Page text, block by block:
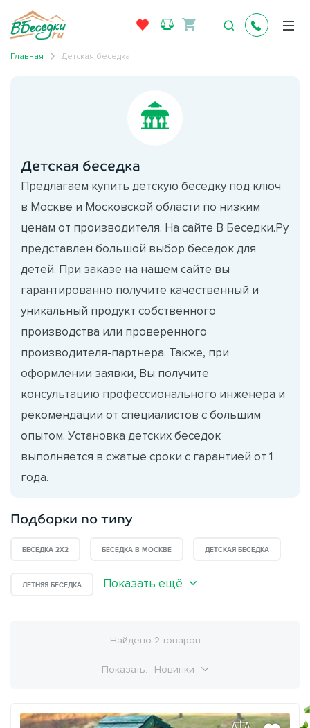
Главная Детская беседка
Детская беседка
Предлагаем купить детскую беседку под ключ
в Москве и Московской области по низким
ценам от производителя. На сайте В Беседки.Ру
представлен большой выбор беседок для
детей. При заказе на нашем сайте вы
гарантированно получите качественный и
уникальный продукт собственного
производства или проверенного
производителя-партнера. Также, при
оформлении заявки, Вы получите
консультацию профессионального инженера и
рекомендации от специалистов с большим
опытом. Установка детских беседок
выполняется в сжатые сроки с гарантией от 1
года.
Подборки по типу
БЕСЕДКА 2Х2 БЕСЕДКА В МОСКВЕ ДЕТСКАЯ БЕСЕДКА
ЛЕТНЯЯ БЕСЕДКА Показать ещё
Найдено 2 товаров
Показать: Новинки